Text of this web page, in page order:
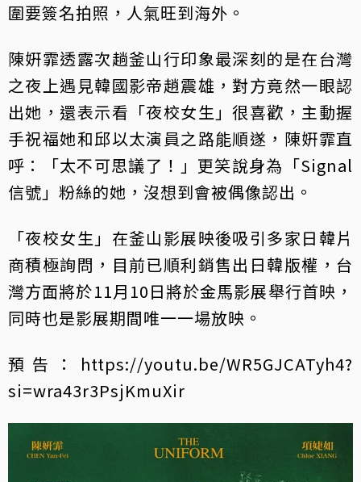
圍要簽名拍照，人氣旺到海外。
陳姸霏透露次趟釜山行印象最深刻的是在台灣
之夜上遇見韓國影帝趙震雄，對方竟然一眼認
出她，還表示看「夜校女生」很喜歡，主動握
手祝福她和邱以太演員之路能順遂，陳姸霏直
呼：「太不可思議了！」更笑說身為「Signal
信號」粉絲的她，沒想到會被偶像認出。
「夜校女生」在釜山影展映後吸引多家日韓片
商積極詢問，目前已順利銷售出日韓版權，台
灣方面將於11月10日將於金馬影展舉行首映，
同時也是影展期間唯一一場放映。
預告：https://youtu.be/WR5GJCATyh4?
si=wra43r3PsjKmuXir